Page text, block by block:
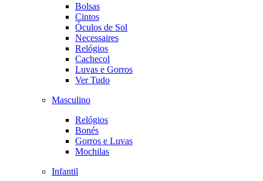
Bolsas
Cintos
Óculos de Sol
Necessaires
Relógios
Cachecol
Luvas e Gorros
Ver Tudo
Masculino
Relógios
Bonés
Gorros e Luvas
Mochilas
Infantil